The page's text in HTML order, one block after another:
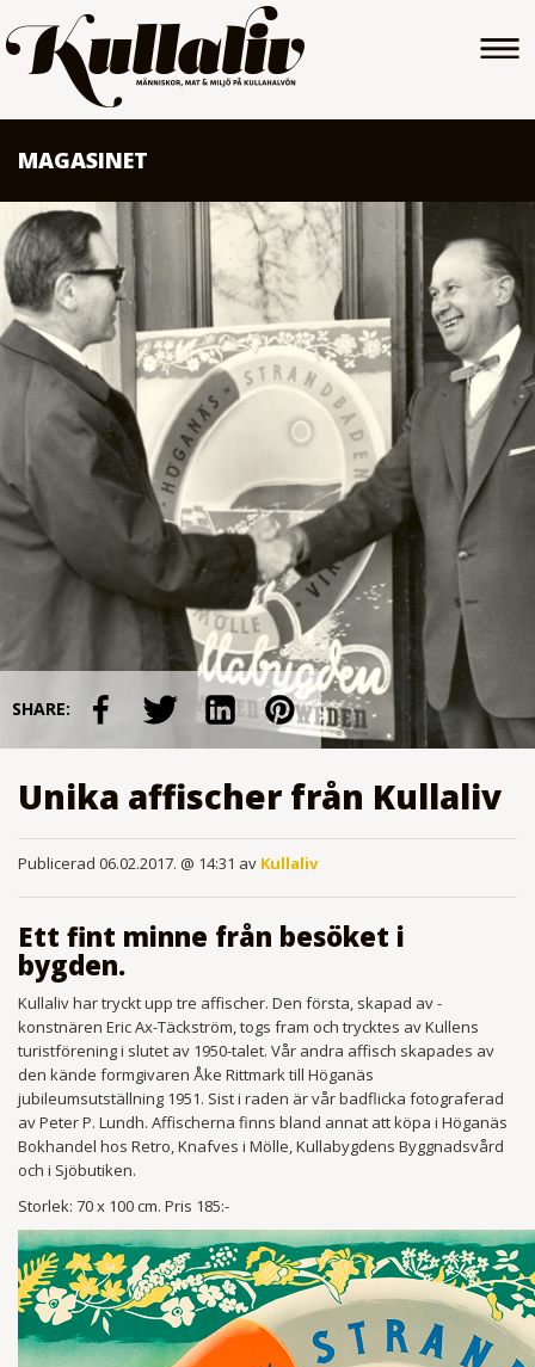
MAGASINET
SHARE:
Unika affischer från Kullaliv
Publicerad 06.02.2017. @ 14:31 av Kullaliv
Ett fint minne från besöket i
bygden.
Kullaliv har tryckt upp tre affischer. Den första, skapad av ­
konstnären Eric Ax-Täckström, togs fram och trycktes av Kullens
turistförening i slutet av 1950-talet. Vår andra affisch skapades av
den kände formgivaren Åke Rittmark till Höganäs
jubileumsutställning 1951. Sist i raden är vår badflicka fotograferad
av Peter P. Lundh. Affischerna finns bland annat att köpa i Höganäs
Bokhandel hos Retro, Knafves i Mölle, Kullabygdens Byggnadsvård
och i Sjöbutiken.
Storlek: 70 x 100 cm. Pris 185:-